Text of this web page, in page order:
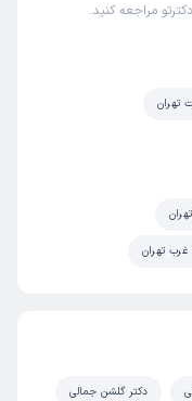
مراجعه کنید.
تهران
غرب تهران
دکتر گلشن جمالی